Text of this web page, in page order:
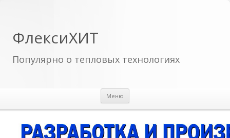
ФлексиХИТ
Популярно о тепловых технологиях
Меню